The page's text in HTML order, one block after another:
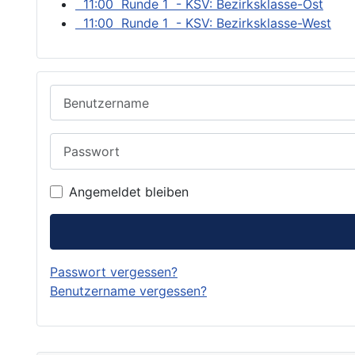
11:00 Runde 1 - KSV: Bezirksklasse-Ost
11:00 Runde 1 - KSV: Bezirksklasse-West
Angemeldet bleiben
Passwort vergessen?
Benutzername vergessen?